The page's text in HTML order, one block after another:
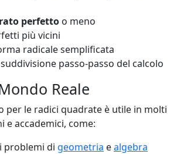
perfetto o meno
più vicini
radicale semplificata
passo-passo del calcolo
Reale
per le radici quadrate è utile in molti
e accademici, come:
problemi di geometria ealgebra